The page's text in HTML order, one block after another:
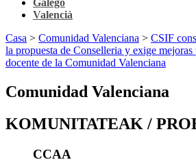
Valencià
Casa > Comunidad Valenciana > CSIF
la propuesta de Conselleria y exige
docente de la Comunidad Valenciana
Comunidad Valenciana
KOMUNITATEAK /
CCAA